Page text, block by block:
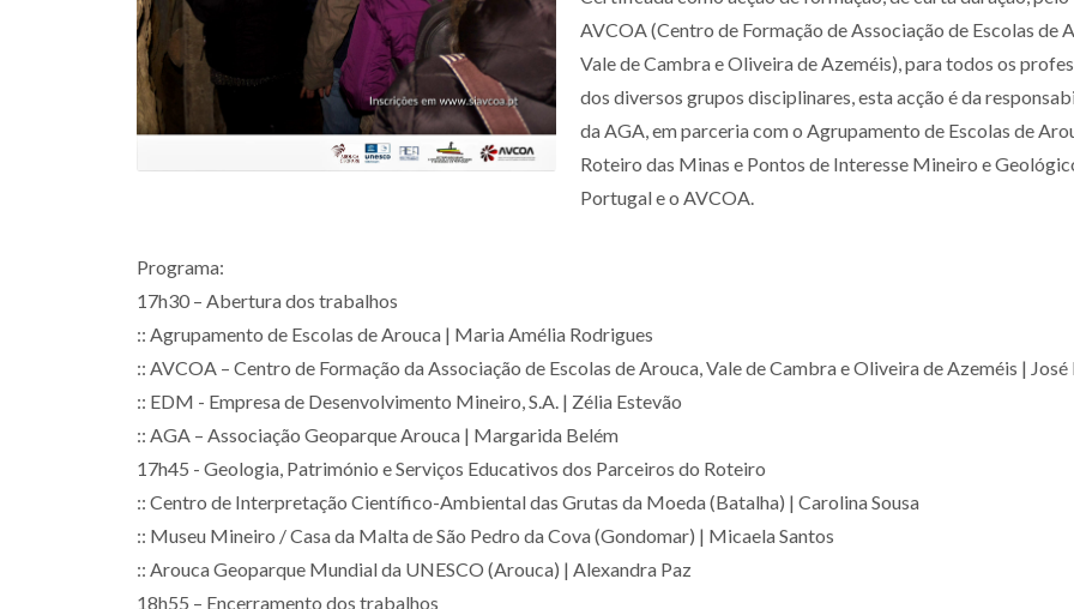
AVCOA (Centro de Formação de Associação de Escolas de
Vale de Cambra e Oliveira de Azeméis), para todos os
dos diversos grupos disciplinares, esta acção é da
da AGA, em parceria com o Agrupamento de Escolas de
Roteiro das Minas e Pontos de Interesse Mineiro e
Portugal e o AVCOA.
Programa:
17h30 – Abertura dos trabalhos
:: Agrupamento de Escolas de Arouca | Maria Amélia Rodrigues
:: AVCOA – Centro de Formação da Associação de Escolas de Arouca, Vale de Cambra e Oliveira de Azeméis | José
:: EDM - Empresa de Desenvolvimento Mineiro, S.A. | Zélia Estevão
:: AGA – Associação Geoparque Arouca | Margarida Belém
17h45 - Geologia, Património e Serviços Educativos dos Parceiros do Roteiro
:: Centro de Interpretação Científico-Ambiental das Grutas da Moeda (Batalha) | Carolina Sousa
:: Museu Mineiro / Casa da Malta de São Pedro da Cova (Gondomar) | Micaela Santos
:: Arouca Geoparque Mundial da UNESCO (Arouca) | Alexandra Paz
18h55 – Encerramento dos trabalhos